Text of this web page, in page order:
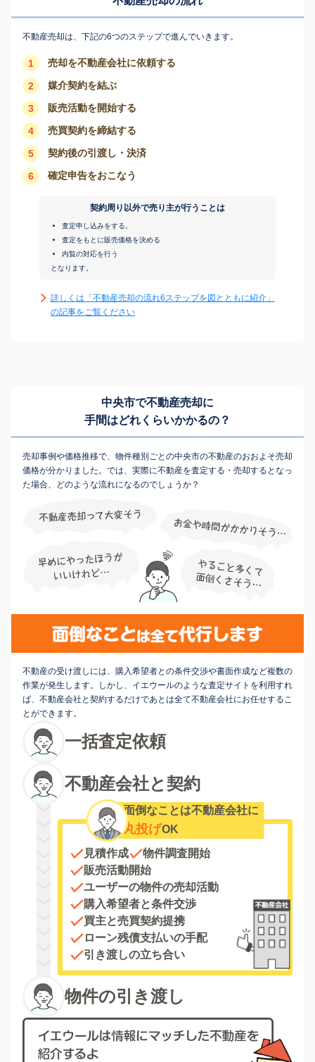
不動産売却は、下記の6つのステップで進んでいきます。
1 売却を不動産会社に依頼する
2 媒介契約を結ぶ
3 販売活動を開始する
4 売買契約を締結する
5 契約後の引渡し・決済
6 確定申告をおこなう
契約周り以外で売り主が行うことは
査定申し込みをする。
査定をもとに販売価格を決める
内覧の対応を行う
となります。
詳しくは「不動産売却の流れ6ステップを図とともに紹介」
の記事をご覧ください
中央市で不動産売却に
手間はどれくらいかかるの？
売却事例や価格推移で、物件種別ごとの中央市の不動産のおおよそ売却
価格が分かりました。では、実際に不動産を査定する・売却するとなっ
た場合、どのような流れになるのでしょうか？
不動産の受け渡しには、購入希望者との条件交渉や書面作成など複数の
作業が発生します。しかし、イエウールのような査定サイトを利用すれ
ば、不動産会社と契約するだけであとは全て不動産会社にお任せするこ
とができます。
一括査定依頼
不動産会社と契約
面倒なことは不動産会社に
丸投げOK
見積作成
物件調査開始
販売活動開始
ユーザーの物件の売却活動
購入希望者と条件交渉
買主と売買契約提携
ローン残債支払いの手配
引き渡しの立ち合い
物件の引き渡し